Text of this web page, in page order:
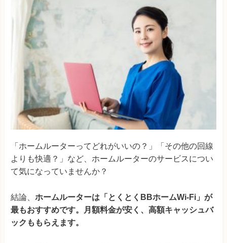
「ホームルーターってどれがいいの？」「その他の回線
よりも快適？」など、ホームルーターのサービスについ
て気になっていませんか？
結論、 ホームルーターは「とくとくBBホームWi-Fi」が
最もおすすめです。月額料金が安く、高額キャッシュバ
ックももらえます。